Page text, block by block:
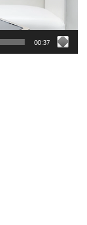
00:37